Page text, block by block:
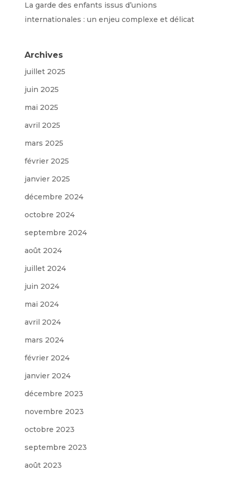
La garde des enfants issus d’unions
internationales : un enjeu complexe et délicat
Archives
juillet 2025
juin 2025
mai 2025
avril 2025
mars 2025
février 2025
janvier 2025
décembre 2024
octobre 2024
septembre 2024
août 2024
juillet 2024
juin 2024
mai 2024
avril 2024
mars 2024
février 2024
janvier 2024
décembre 2023
novembre 2023
octobre 2023
septembre 2023
août 2023